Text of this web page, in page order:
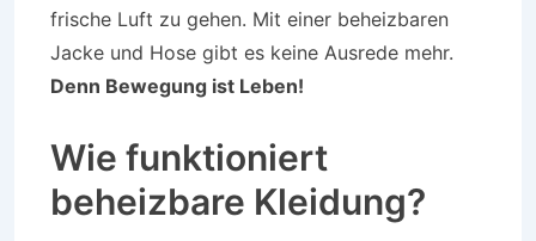
frische Luft zu gehen. Mit einer beheizbaren
Jacke und Hose gibt es keine Ausrede mehr.
Denn Bewegung ist Leben!
Wie funktioniert
beheizbare Kleidung?